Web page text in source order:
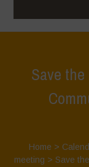
Save
Home >
meeting > Save